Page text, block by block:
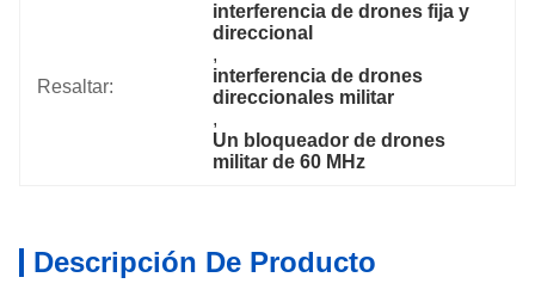
Resaltar:
interferencia de drones fija y
direccional
,
interferencia de drones
direccionales militar
,
Un bloqueador de drones
militar de 60 MHz
Descripción De Producto